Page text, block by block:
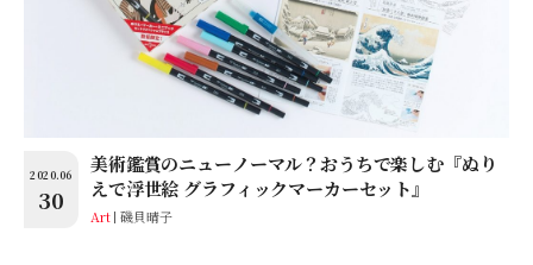
2020.06
30
美術鑑賞のニューノーマル？おうちで楽しむ『ぬり
えで浮世絵 グラフィックマーカーセット』
Art 磯貝晴子